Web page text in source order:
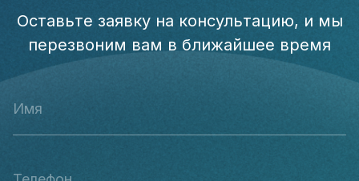
Оставьте заявку на консультацию, и мы
перезвоним вам в ближайшее время